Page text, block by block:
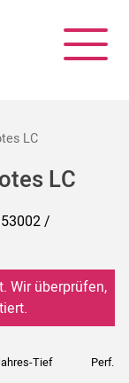
LC
LC
/
Wir überprüfen,
Tief Perf. 5J